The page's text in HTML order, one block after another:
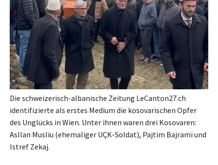
Die schweizerisch-albanische Zeitung LeCanton27.ch
identifizierte als erstes Medium die kosovarischen Opfer
des Unglücks in Wien. Unter ihnen waren drei Kosovaren:
Asllan Musliu (ehemaliger UÇK-Soldat), Pajtim Bajrami und
Istref Zekaj.